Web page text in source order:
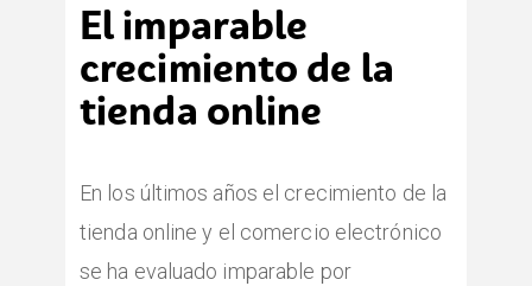
El imparable
crecimiento de la
tienda online
En los últimos años el crecimiento de la
tienda online y el comercio electrónico
se ha evaluado imparable por